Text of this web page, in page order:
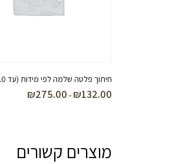
חיתוך פלטה שלמה לפי מידות (עד 10 חיתוכים)
₪132.00
–
₪275.00
מוצרים קשורים